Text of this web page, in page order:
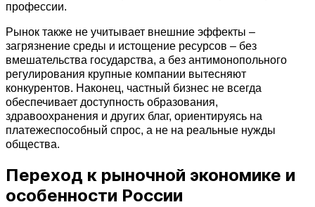
профессии.
Рынок также не учитывает внешние эффекты –
загрязнение среды и истощение ресурсов – без
вмешательства государства, а без антимонопольного
регулирования крупные компании вытесняют
конкурентов. Наконец, частный бизнес не всегда
обеспечивает доступность образования,
здравоохранения и других благ, ориентируясь на
платежеспособный спрос, а не на реальные нужды
общества.
Переход к рыночной экономике и
особенности России